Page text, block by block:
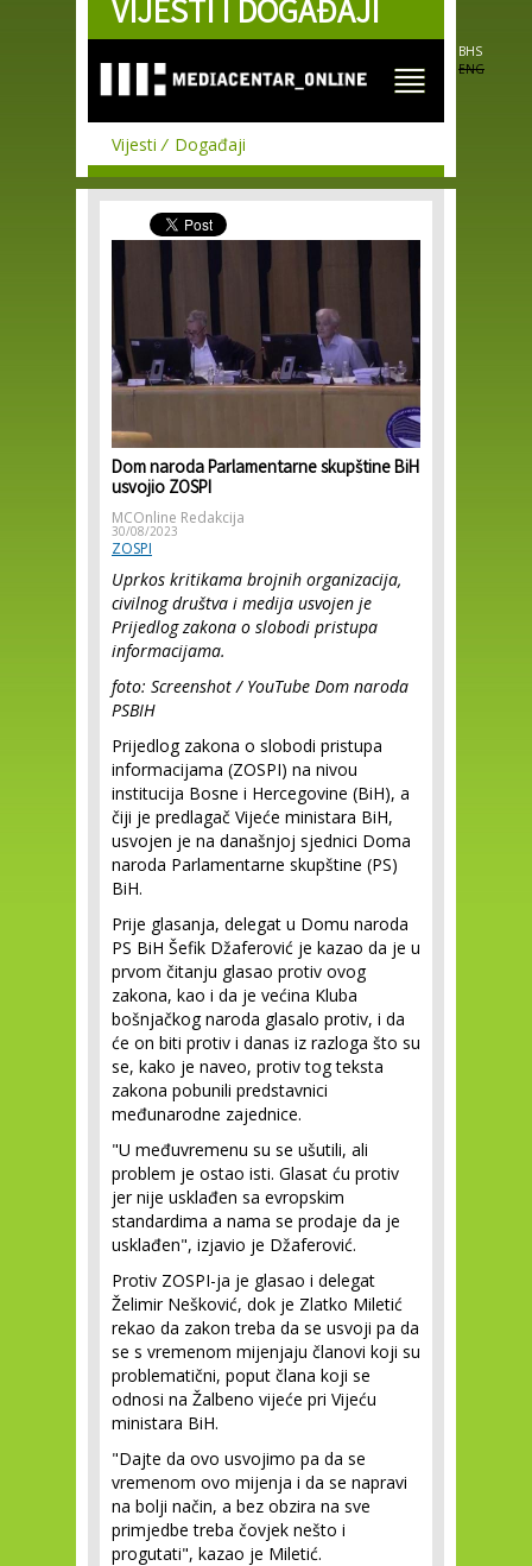
Skip to
main
VIJESTI I DOGAĐAJI
BHS
ENG
Vijesti Događaji
Dom naroda Parlamentarne skupštine BiH
usvojio ZOSPI
MCOnline Redakcija
30/08/2023
ZOSPI
Uprkos kritikama brojnih organizacija,
civilnog društva i medija usvojen je
Prijedlog zakona o slobodi pristupa
informacijama.
foto: Screenshot / YouTube Dom naroda
PSBIH
Prijedlog zakona o slobodi pristupa
informacijama (ZOSPI) na nivou
institucija Bosne i Hercegovine (BiH), a
čiji je predlagač Vijeće ministara BiH,
usvojen je na današnjoj sjednici Doma
naroda Parlamentarne skupštine (PS)
BiH.
Prije glasanja, delegat u Domu naroda
PS BiH Šefik Džaferović je kazao da je u
prvom čitanju glasao protiv ovog
zakona, kao i da je većina Kluba
bošnjačkog naroda glasalo protiv, i da
će on biti protiv i danas iz razloga što su
se, kako je naveo, protiv tog teksta
zakona pobunili predstavnici
međunarodne zajednice.
"U međuvremenu su se ušutili, ali
problem je ostao isti. Glasat ću protiv
jer nije usklađen sa evropskim
standardima a nama se prodaje da je
usklađen", izjavio je Džaferović.
Protiv ZOSPI-ja je glasao i delegat
Želimir Nešković, dok je Zlatko Miletić
rekao da zakon treba da se usvoji pa da
se s vremenom mijenjaju članovi koji su
problematični, poput člana koji se
odnosi na Žalbeno vijeće pri Vijeću
ministara BiH.
"Dajte da ovo usvojimo pa da se
vremenom ovo mijenja i da se napravi
na bolji način, a bez obzira na sve
primjedbe treba čovjek nešto i
progutati", kazao je Miletić.